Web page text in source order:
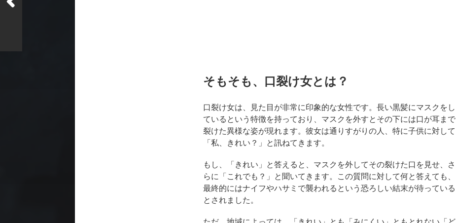
そもそも、口裂け女とは？
口裂け女は、見た目が非常に印象的な女性です。長い黒髪にマスクをし
ているという特徴を持っており、マスクを外すとその下には口が耳まで
裂けた異様な姿が現れます。彼女は通りすがりの人、特に子供に対して
「私、きれい？」と訊ねてきます。
もし、「きれい」と答えると、マスクを外してその裂けた口を見せ、さ
らに「これでも？」と聞いてきます。この質問に対して何と答えても、
最終的にはナイフやハサミで襲われるという恐ろしい結末が待っている
とされました。